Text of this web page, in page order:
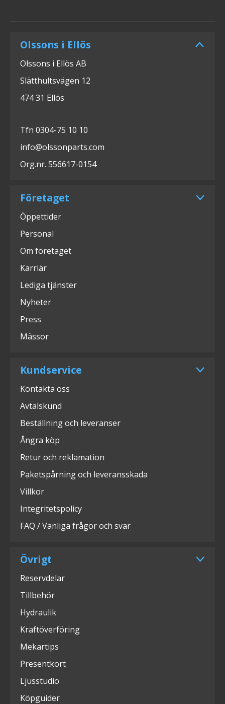
Olssons i Ellös
Olssons i Ellös AB
Slätthultsvägen 12
474 31 Ellös
Tfn 0304-75 10 10
info@olssonparts.com
Org.nr. 556617-0154
Företaget
Öppettider
Personal
Om företaget
Karriär
Lediga tjänster
Nyheter
Press
Mässor
Kundservice
Kontakta oss
Avtalskund
Beställning och leveranser
Ångra köp
Retur och reklamation
Paketspårning och leveransskada
Villkor
Integritetspolicy
FAQ / Vanliga frågor och svar
Övrigt
Reservdelar
Tillbehör
Hydraulik
Kraftöverföring
Mekartips
Presentkort
Ljusstudio
Köpguider